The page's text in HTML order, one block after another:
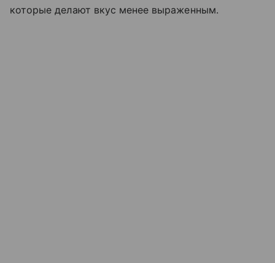
которые делают вкус менее выраженным.